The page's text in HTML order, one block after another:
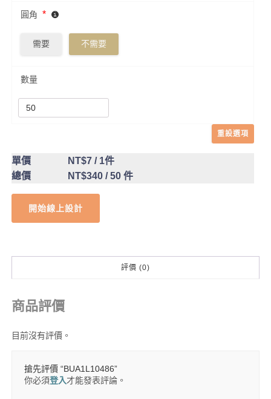
圓角 *
需要 不需要
數量
重設選項
單價 NT$7/ 1件
總價
NT$340/ 50 件
開始線上設計
評價 (0)
商品評價
目前沒有評價。
搶先評價 “BUA1L10486”
你必須登入才能發表評論。